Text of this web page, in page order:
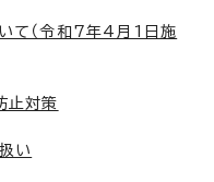
て（令和7年4月1日施
止対策
い